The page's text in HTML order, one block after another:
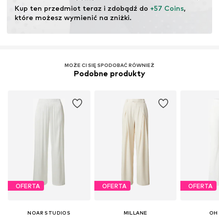
drewnopochodnych koncentrują się na zmniejszeniu
zużycia wody, chemikaliów i energii w produkcji włókien.
Więcej
Kup ten przedmiot teraz i zdobądź do +57 Coins,
które możesz wymienić na zniżki.
MOŻE CI SIĘ SPODOBAĆ RÓWNIEŻ
Podobne produkty
OFERTA
NOAR STUDIOS
OFERTA
MILLANE
OFERTA
OH